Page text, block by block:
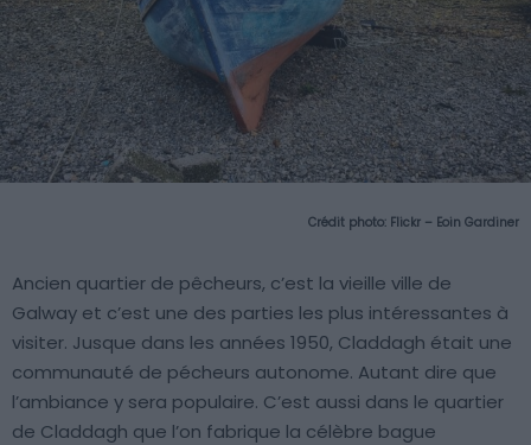
Crédit photo: Flickr – Eoin Gardiner
Ancien quartier de pêcheurs, c’est la vieille ville de
Galway et c’est une des parties les plus intéressantes à
visiter. Jusque dans les années 1950, Claddagh était une
communauté de pécheurs autonome. Autant dire que
l’ambiance y sera populaire. C’est aussi dans le quartier
de Claddagh que l’on fabrique la célèbre bague